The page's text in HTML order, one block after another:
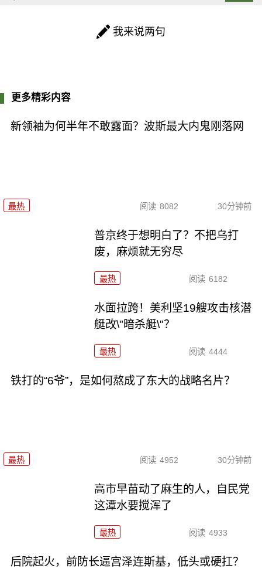
我来说两句
更多精彩内容
新领袖为何半年不敢露面？波斯最大内鬼刚落网
最热 阅读 8082 30分钟前
普京终于想明白了？不把乌打
废，麻烦就无穷尽
最热 阅读 6182
水面拉跨！美利坚19艘攻击核潜
艇改\"暗杀艇\"？
最热 阅读 4444
铁打的“6爷”，是如何熬成了东大的战略名片？
最热 阅读 4952 30分钟前
高市早苗动了麻生的人，自民党
这潭水要搅浑了
最热 阅读 4933
后院起火，前防长逼宫泽连斯基，低头或硬扛？